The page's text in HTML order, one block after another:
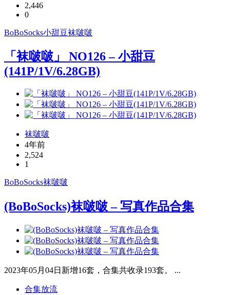
2,446
0
BoBoSocks小甜豆袜啵啵
「袜啵啵」 NO126 – 小甜豆
(141P/1V/6.28GB)
袜啵啵
4年前
2,524
1
BoBoSocks袜啵啵
(BoBoSocks)袜啵啵 – 写真作品合集
2023年05月04日新增16套，合集共收录193套。 ...
合集放流